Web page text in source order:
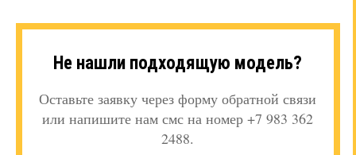
Не нашли подходящую модель?
Оставьте заявку через форму обратной связи
или напишите нам смс на номер +7 983 362
2488.